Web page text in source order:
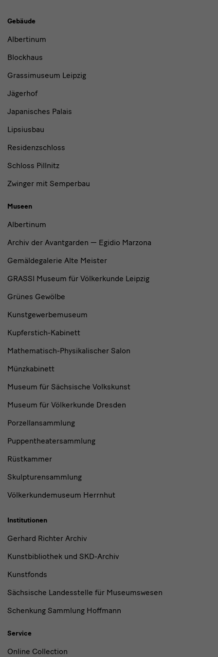
Gebäude,
Museen
Institutionen
Gebäude
Albertinum
Blockhaus
Grassimuseum Leipzig
Jägerhof
Japanisches Palais
Lipsiusbau
Residenzschloss
Schloss Pillnitz
Zwinger mit Semperbau
Museen
Albertinum
Archiv der Avantgarden — Egidio Marzona
Gemäldegalerie Alte Meister
GRASSI Museum für Völkerkunde Leipzig
Grünes Gewölbe
Kunstgewerbemuseum
Kupferstich-Kabinett
Mathematisch-Physikalischer Salon
Münzkabinett
Museum für Sächsische Volkskunst
Museum für Völkerkunde Dresden
Porzellansammlung
Puppentheatersammlung
Rüstkammer
Skulpturensammlung
Völkerkundemuseum Herrnhut
Institutionen
Gerhard Richter Archiv
Kunstbibliothek und SKD-Archiv
Kunstfonds
Sächsische Landesstelle für Museumswesen
Schenkung Sammlung Hoffmann
Service
Online Collection